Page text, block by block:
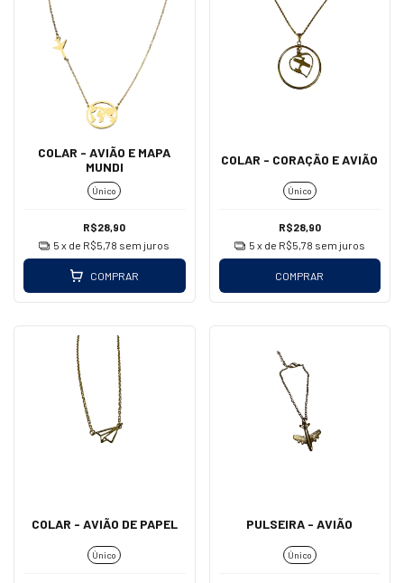
COLAR - AVIÃO E MAPA
MUNDI
Único
R$28,90
5 x de R$5,78 sem juros
COMPRAR
COLAR - CORAÇÃO E AVIÃO
Único
R$28,90
5 x de R$5,78 sem juros
COMPRAR
COLAR - AVIÃO DE PAPEL
Único
PULSEIRA - AVIÃO
Único